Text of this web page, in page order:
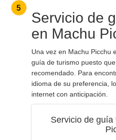
5
Servicio de
en Machu
Una vez en Machu Picchu
guía de turismo puesto
recomendado. Para
idioma de su preferencia,
internet con anticipación.
Servicio de